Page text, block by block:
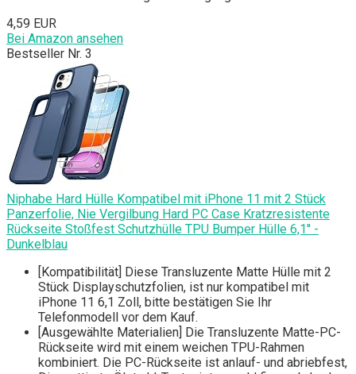
4,59 EUR
Bei Amazon ansehen
Bestseller Nr. 3
Niphabe Hard Hülle Kompatibel mit iPhone 11 mit 2 Stück
Panzerfolie, Nie Vergilbung Hard PC Case Kratzresistente
Rückseite Stoßfest Schutzhülle TPU Bumper Hülle 6,1'' -
Dunkelblau
[Kompatibilität] Diese Transluzente Matte Hülle mit 2
Stück Displayschutzfolien, ist nur kompatibel mit
iPhone 11 6,1 Zoll, bitte bestätigen Sie Ihr
Telefonmodell vor dem Kauf.
[Ausgewählte Materialien] Die Transluzente Matte-PC-
Rückseite wird mit einem weichen TPU-Rahmen
kombiniert. Die PC-Rückseite ist anlauf- und abriebfest,